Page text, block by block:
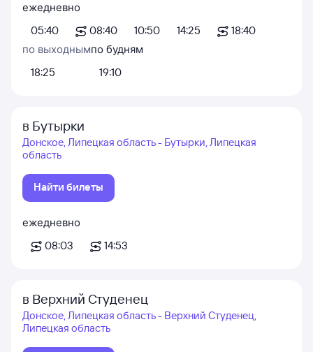
ежедневно
05:40
08:40 10:50 14:25
18:40
по выходным
18:25
по будням
19:10
в Бутырки
Донское, Липецкая область - Бутырки, Липецкая
область
Найти билеты
ежедневно
08:03
14:53
в Верхний Студенец
Донское, Липецкая область - Верхний Студенец,
Липецкая область